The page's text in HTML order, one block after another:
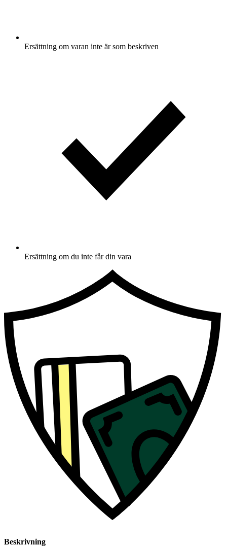
Ersättning om varan inte är som beskriven
Ersättning om du inte får din vara
Beskrivning